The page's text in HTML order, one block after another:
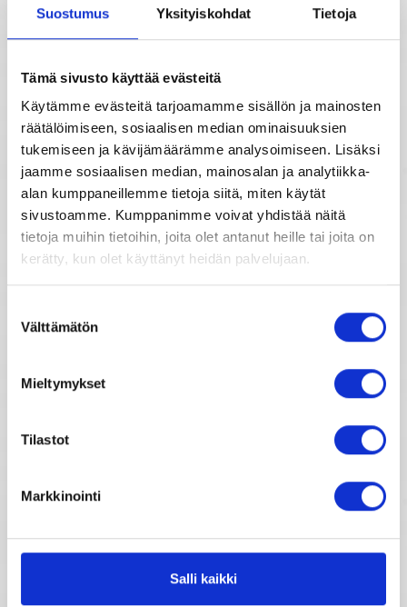
Suostumus Yksityiskohdat Tietoja
Tämä sivusto käyttää evästeitä
Käytämme evästeitä tarjoamamme sisällön ja mainosten
räätälöimiseen, sosiaalisen median ominaisuuksien
tukemiseen ja kävijämäärämme analysoimiseen. Lisäksi
jaamme sosiaalisen median, mainosalan ja analytiikka-
alan kumppaneillemme tietoja siitä, miten käytät
sivustoamme. Kumppanimme voivat yhdistää näitä
tietoja muihin tietoihin, joita olet antanut heille tai joita on
kerätty, kun olet käyttänyt heidän palvelujaan.
valinta
Välttämätön
Mieltymykset
Tilastot
Markkinointi
Salli kaikki
Unien tulkinta
Unientulkintasanasto
Kuukausihoroskooppi
Elämänhoroskooppi
Rakkaushoroskooppi
Parisuhdehoroskooppi
Kiinalainen horoskooppi
Horoskooppiarkisto
2007
2009